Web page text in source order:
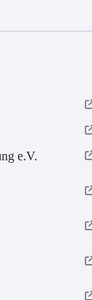
e.V.